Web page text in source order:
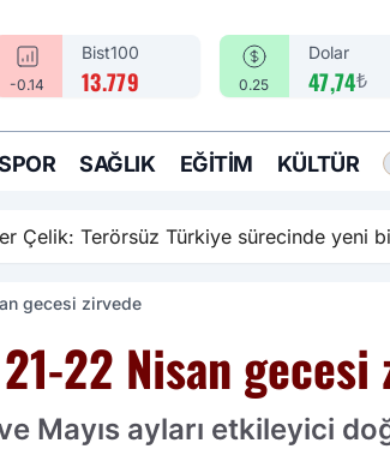
-0.14
Bist100
13.779 0.25
Dolar
47,74₺
SAĞLIK EĞITIM KÜLTÜR
sürecinde yeni bir aşamadayız
gecesi zirvede
22 Nisan gecesi
Mayıs ayları etkileyici